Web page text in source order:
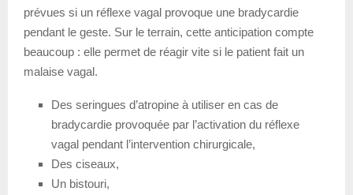
prévues si un réflexe vagal provoque une bradycardie
pendant le geste. Sur le terrain, cette anticipation compte
beaucoup : elle permet de réagir vite si le patient fait un
malaise vagal.
Des seringues d’atropine à utiliser en cas de
bradycardie provoquée par l’activation du réflexe
vagal pendant l’intervention chirurgicale,
Des ciseaux,
Un bistouri,